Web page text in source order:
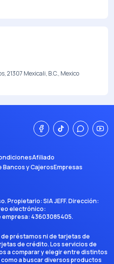
21307 Mexicali, B.C., Mexico
Afiliado
Bancos y CajerosEmpresas
. Propietario:SIA JEFF. Dirección:
electrónico:
empresa: 43603085405.
préstamos ni de tarjetas de
de crédito. Los servicios de
a comparar y elegir entre distintos
a buscar diversos productos